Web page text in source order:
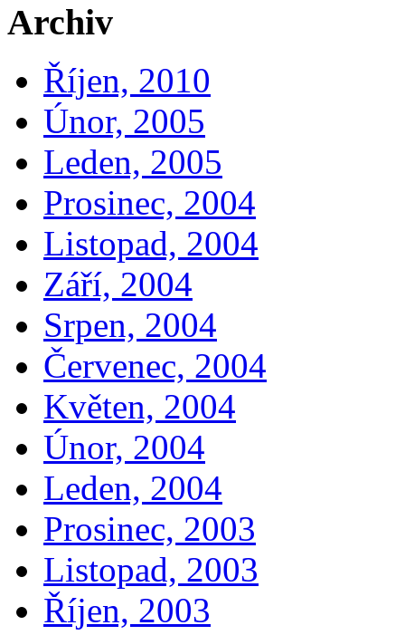
Archiv
Říjen, 2010
Únor, 2005
Leden, 2005
Prosinec, 2004
Listopad, 2004
Září, 2004
Srpen, 2004
Červenec, 2004
Květen, 2004
Únor, 2004
Leden, 2004
Prosinec, 2003
Listopad, 2003
Říjen, 2003